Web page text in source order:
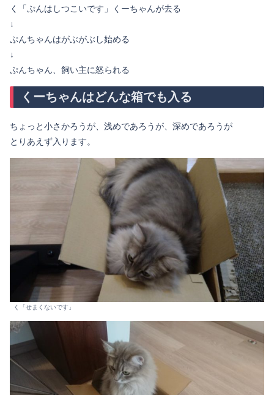
く「ぷんはしつこいです」くーちゃんが去る
↓
ぷんちゃんはがぶがぶし始める
↓
ぷんちゃん、飼い主に怒られる
くーちゃんはどんな箱でも入る
ちょっと小さかろうが、浅めであろうが、深めであろうが
とりあえず入ります。
く「せまくないです」